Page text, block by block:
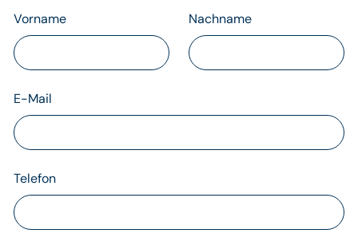
Vorname Nachname
E-Mail
Telefon